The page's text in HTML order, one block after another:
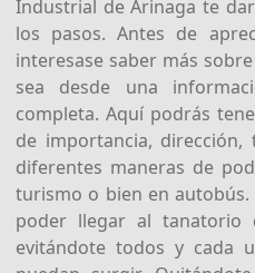
Industrial de Arinaga te
los pasos. Antes de
interesase saber más
sea desde una
completa. Aquí podrás
de importancia,
diferentes maneras de
turismo o bien en
poder llegar al tanatorio
evitándote todos y cada